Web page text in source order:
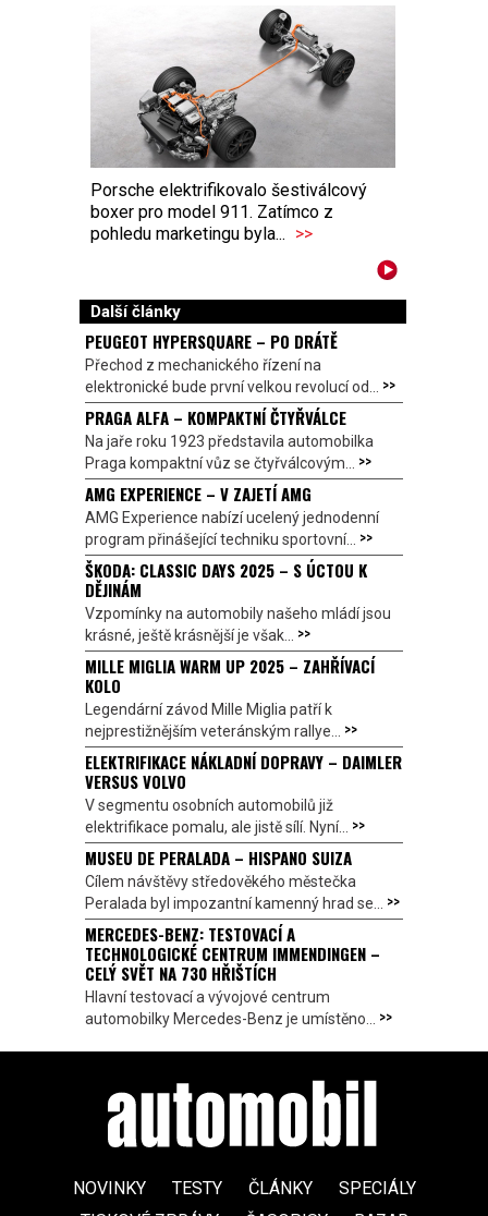
Porsche elektrifikovalo šestiválcový
boxer pro model 911. Zatímco z
pohledu marketingu byla... >>
Další články
PEUGEOT HYPERSQUARE – PO DRÁTĚ
Přechod z mechanického řízení na
elektronické bude první velkou revolucí od... >>
PRAGA ALFA – KOMPAKTNÍ ČTYŘVÁLCE
Na jaře roku 1923 představila automobilka
Praga kompaktní vůz se čtyřválcovým... >>
AMG EXPERIENCE – V ZAJETÍ AMG
AMG Experience nabízí ucelený jednodenní
program přinášející techniku sportovní... >>
ŠKODA: CLASSIC DAYS 2025 – S ÚCTOU K
DĚJINÁM
Vzpomínky na automobily našeho mládí jsou
krásné, ještě krásnější je však... >>
MILLE MIGLIA WARM UP 2025 – ZAHŘÍVACÍ
KOLO
Legendární závod Mille Miglia patří k
nejprestižnějším veteránským rallye... >>
ELEKTRIFIKACE NÁKLADNÍ DOPRAVY – DAIMLER
VERSUS VOLVO
V segmentu osobních automobilů již
elektrifikace pomalu, ale jistě sílí. Nyní... >>
MUSEU DE PERALADA – HISPANO SUIZA
Cílem návštěvy středověkého městečka
Peralada byl impozantní kamenný hrad se... >>
MERCEDES-BENZ: TESTOVACÍ A
TECHNOLOGICKÉ CENTRUM IMMENDINGEN –
CELÝ SVĚT NA 730 HŘIŠTÍCH
Hlavní testovací a vývojové centrum
automobilky Mercedes-Benz je umístěno... >>
NOVINKY TESTY ČLÁNKY
SPECIÁLY